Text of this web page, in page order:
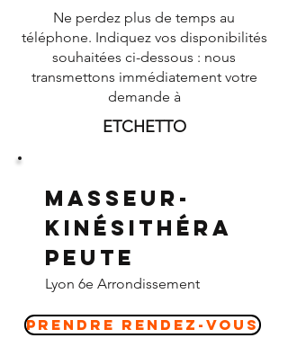
Ne perdez plus de temps au
téléphone. Indiquez vos disponibilités
souhaitées ci-dessous : nous
transmettons immédiatement votre
demande à
ETCHETTO
Masseur-
Kinésithéra
peute
Lyon 6e Arrondissement
Prendre Rendez-vous